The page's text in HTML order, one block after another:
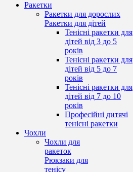
Ракетки
Ракетки для дорослих
Ракетки для дітей
Тенісні ракетки для
дітей від 3 до 5
років
Тенісні ракетки для
дітей від 5 до 7
років
Тенісні ракетки для
дітей від 7 до 10
років
Професійні дитячі
тенісні ракетки
Чохли
Чохли для
ракеток
Рюкзаки для
тенісу